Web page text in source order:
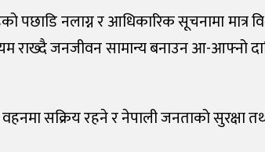
नलाग्न र आधिकारिक सूचनामा मात्र
राख्दै जनजीवन सामान्य बनाउन आ-आफ्नो
सक्रिय रहने र नेपाली जनताको सुरक्षा